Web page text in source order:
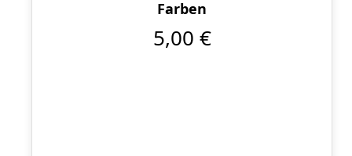
Farben
5,00 €